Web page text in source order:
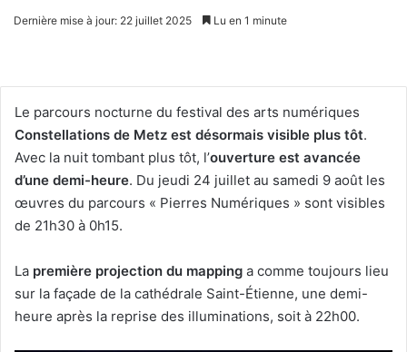
Dernière mise à jour: 22 juillet 2025 Lu en 1 minute
Le parcours nocturne du festival des arts numériques
Constellations de Metz est désormais visible plus tôt.
Avec la nuit tombant plus tôt, l’ouverture est avancée
d’une demi-heure. Du jeudi 24 juillet au samedi 9 août les
œuvres du parcours « Pierres Numériques » sont visibles
de 21h30 à 0h15.
La première projection du mapping a comme toujours lieu
sur la façade de la cathédrale Saint-Étienne, une demi-
heure après la reprise des illuminations, soit à 22h00.